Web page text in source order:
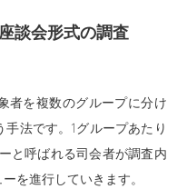
談会形式の調査
者を複数のグループに分け
法です。1グループあたり
と呼ばれる司会者が調査内
を進行していきます。